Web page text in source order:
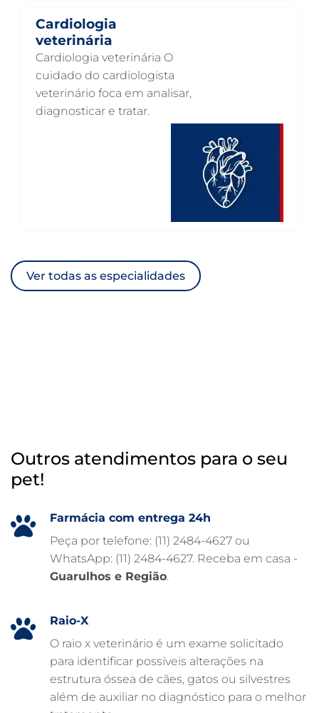
VETERINÁRIO PARA GATOS
VETERINÁRIO PARA CACHORROS
VETERINÁRIO DE ANIMAIS SILVESTRES
VETERINÁRIO URGENTE
TRATAMENTO DE ANIMAIS
HOSPITAL VETERINÁRIO 24 HORAS
HOSPITAL VETERINÁRIO
FISIOTERAPIA VETERINÁRIA
FARMÁCIA VETERINÁRIA 24H
EMERGÊNCIA VETERINÁRIA
EMERGÊNCIA PARA PETS
Cardiologia
veterinária
Cardiologia veterinária O
cuidado do cardiologista
veterinário foca em analisar,
diagnosticar e tratar.
Ver todas as especialidades
Outros atendimentos para o seu
pet!
Farmácia com entrega 24h
Peça por telefone: (11) 2484-4627 ou
WhatsApp: (11) 2484-4627. Receba em casa -
Guarulhos e Região.
Raio-X
O raio x veterinário é um exame solicitado
para identificar possíveis alterações na
estrutura óssea de cães, gatos ou silvestres
além de auxiliar no diagnóstico para o melhor